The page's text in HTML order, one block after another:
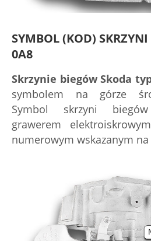
SYMBOL (KOD)
0A8
Skrzynie biegów Skoda
symbolem na górze
Symbol skrzyni
grawerem
numerowym wskazanym